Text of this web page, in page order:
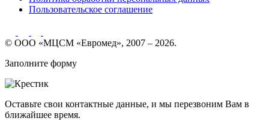
Пользовательское соглашение
© ООО «МЦСМ «Евромед», 2007 – 2026.
Заполните форму
Оставьте свои контактные данные, и мы перезвоним Вам в
ближайшее время.